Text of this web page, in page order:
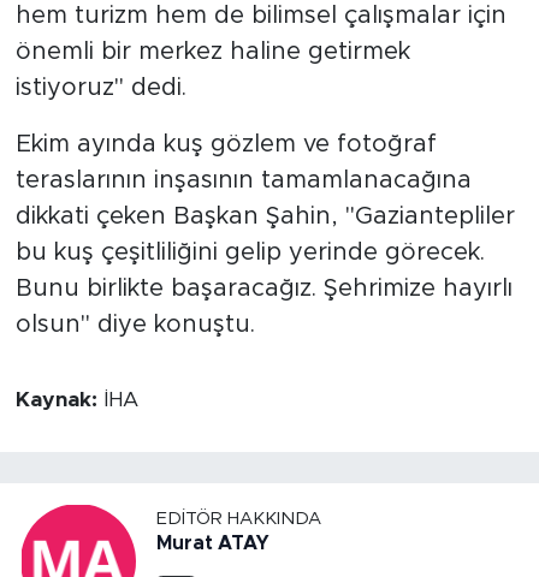
hem turizm hem de bilimsel çalışmalar için
önemli bir merkez haline getirmek
istiyoruz" dedi.
Ekim ayında kuş gözlem ve fotoğraf
teraslarının inşasının tamamlanacağına
dikkati çeken Başkan Şahin, "Gaziantepliler
bu kuş çeşitliliğini gelip yerinde görecek.
Bunu birlikte başaracağız. Şehrimize hayırlı
olsun" diye konuştu.
Kaynak: İHA
EDITÖR HAKKINDA
Murat ATAY